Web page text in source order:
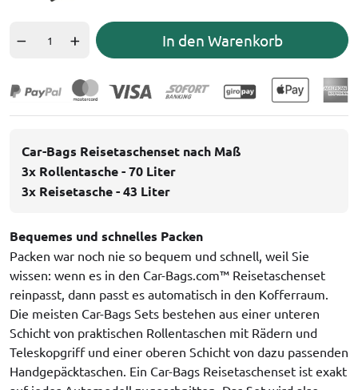
In den Warenkorb
Car-Bags Reisetaschenset nach Maß
3x Rollentasche - 70 Liter
3x Reisetasche - 43 Liter
Bequemes und schnelles Packen
Packen war noch nie so bequem und schnell, weil Sie
wissen: wenn es in den Car-Bags.com™ Reisetaschenset
reinpasst, dann passt es automatisch in den Kofferraum.
Die meisten Car-Bags Sets bestehen aus einer unteren
Schicht von praktischen Rollentaschen mit Rädern und
Teleskopgriff und einer oberen Schicht von dazu passenden
Handgepäcktaschen. Ein Car-Bags Reisetaschenset ist exakt